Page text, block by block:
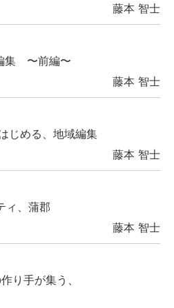
藤本 智士
集 〜前編〜
藤本 智士
じめる、地域編集
藤本 智士
ィ、蒲郡
藤本 智士
り手が集う、